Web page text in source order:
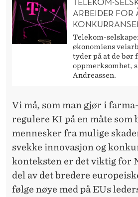
ARBEIDER FOR
Telekom-
økonomiens
tyder på at de bør
oppmerksomhet,
Andreassen.
Vi må, som man gjør i
regulere KI på en måte som
mennesker fra mulige
svekke innovasjon og
konteksten er det viktig for
del av det bredere
følge nøye med på EUs